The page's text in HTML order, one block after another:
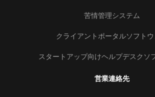
苦情管理システム
クライアントポータルソフト
スタートアップ向けヘルプデスクソ
営業連絡先